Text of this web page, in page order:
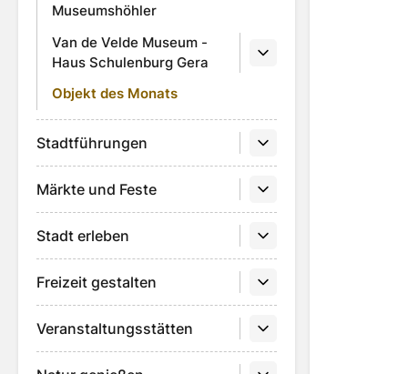
Museumshöhler
Van de Velde Museum -
Haus Schulenburg Gera
Objekt des Monats
Stadtführungen
Märkte und Feste
Stadt erleben
Freizeit gestalten
Veranstaltungsstätten